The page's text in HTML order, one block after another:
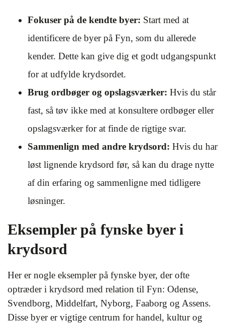
Fokuser på de kendte byer: Start med at
identificere de byer på Fyn, som du allerede
kender. Dette kan give dig et godt udgangspunkt
for at udfylde krydsordet.
Brug ordbøger og opslagsværker: Hvis du står
fast, så tøv ikke med at konsultere ordbøger eller
opslagsværker for at finde de rigtige svar.
Sammenlign med andre krydsord: Hvis du har
løst lignende krydsord før, så kan du drage nytte
af din erfaring og sammenligne med tidligere
løsninger.
Eksempler på fynske byer i
krydsord
Her er nogle eksempler på fynske byer, der ofte
optræder i krydsord med relation til Fyn: Odense,
Svendborg, Middelfart, Nyborg, Faaborg og Assens.
Disse byer er vigtige centrum for handel, kultur og